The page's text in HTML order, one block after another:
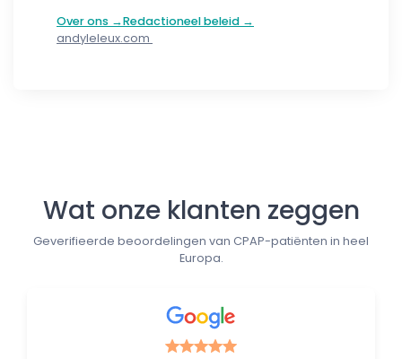
Over ons →Redactioneel beleid →
andyleleux.com
Wat onze klanten zeggen
Geverifieerde beoordelingen van CPAP-patiënten in heel
Europa.